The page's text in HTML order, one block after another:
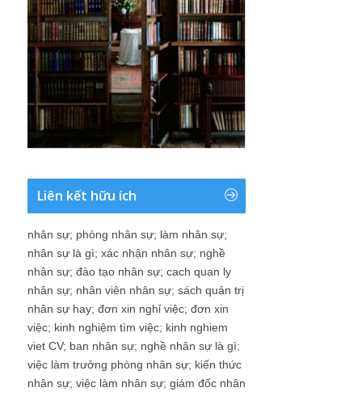
Liên kết hữu ích
nhân sự; phòng nhân sự; làm nhân sự;
nhân sự là gì; xác nhận nhân sự; nghề
nhân sự; đào tạo nhân sự; cach quan ly
nhân sự; nhân viên nhân sự; sách quản trị
nhân sự hay; đơn xin nghỉ việc; đơn xin
việc; kinh nghiệm tìm việc; kinh nghiem
viet CV; ban nhân sự; nghề nhân sự là gì;
việc làm trưởng phòng nhân sự; kiến thức
nhân sự; việc làm nhân sự; giám đốc nhân